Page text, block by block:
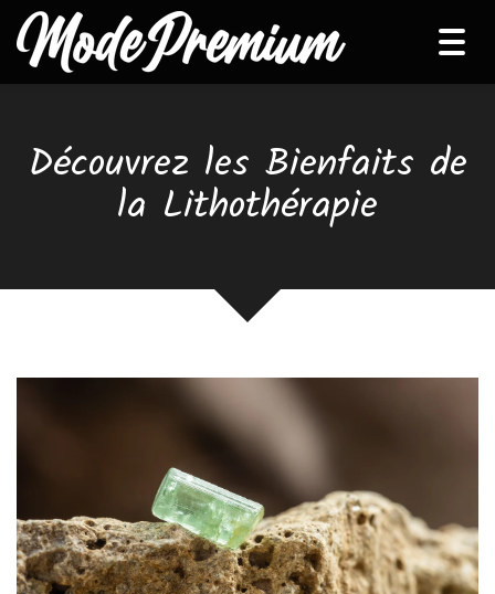
Découvrez les Bienfaits de
la Lithothérapie